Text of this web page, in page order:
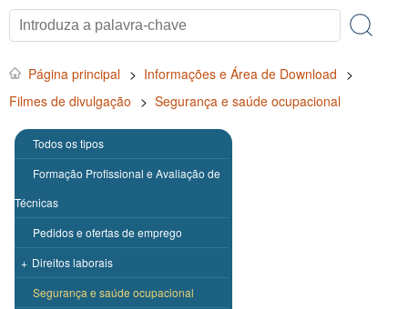
Página principal > Informações e Área de Download >
Filmes de divulgação > Segurança e saúde ocupacional
Todos os tipos
Formação Profissional e Avaliação de
Técnicas
Pedidos e ofertas de emprego
+ Direitos laborais
Segurança e saúde ocupacional